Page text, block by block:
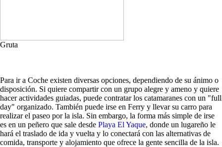
Gruta
Para ir a Coche existen diversas opciones, dependiendo de su ánimo o
disposición. Si quiere compartir con un grupo alegre y ameno y quiere
hacer actividades guiadas, puede contratar los catamaranes con un "full
day" organizado. También puede irse en Ferry y llevar su carro para
realizar el paseo por la isla. Sin embargo, la forma más simple de irse
es en un peñero que sale desde Playa El Yaque, donde un lugareño le
hará el traslado de ida y vuelta y lo conectará con las alternativas de
comida, transporte y alojamiento que ofrece la gente sencilla de la isla.